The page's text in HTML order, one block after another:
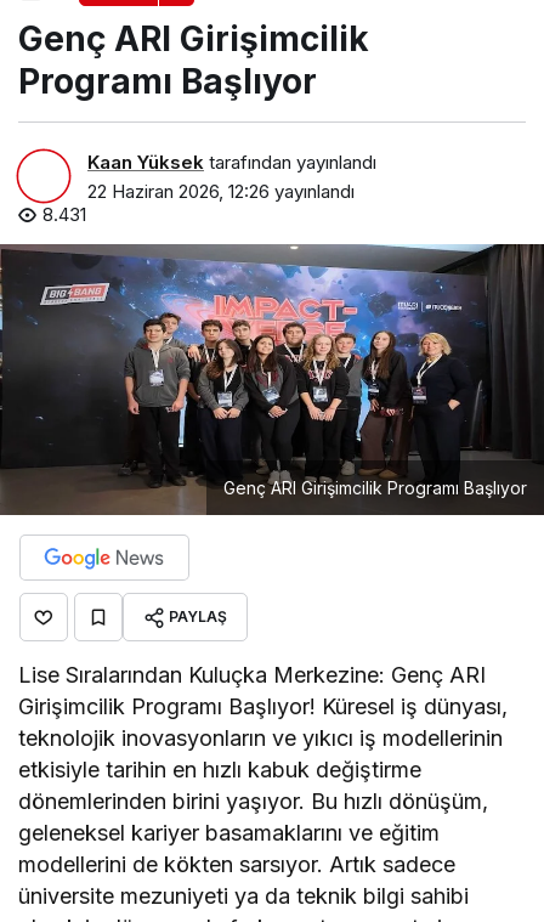
Genç ARI Girişimcilik
Programı Başlıyor
Kaan Yüksek tarafından yayınlandı
22 Haziran 2026, 12:26 yayınlandı
8.431
Genç ARI Girişimcilik Programı Başlıyor
PAYLAŞ
Lise Sıralarından Kuluçka Merkezine: Genç ARI
Girişimcilik Programı Başlıyor! Küresel iş dünyası,
teknolojik inovasyonların ve yıkıcı iş modellerinin
etkisiyle tarihin en hızlı kabuk değiştirme
dönemlerinden birini yaşıyor. Bu hızlı dönüşüm,
geleneksel kariyer basamaklarını ve eğitim
modellerini de kökten sarsıyor. Artık sadece
üniversite mezuniyeti ya da teknik bilgi sahibi